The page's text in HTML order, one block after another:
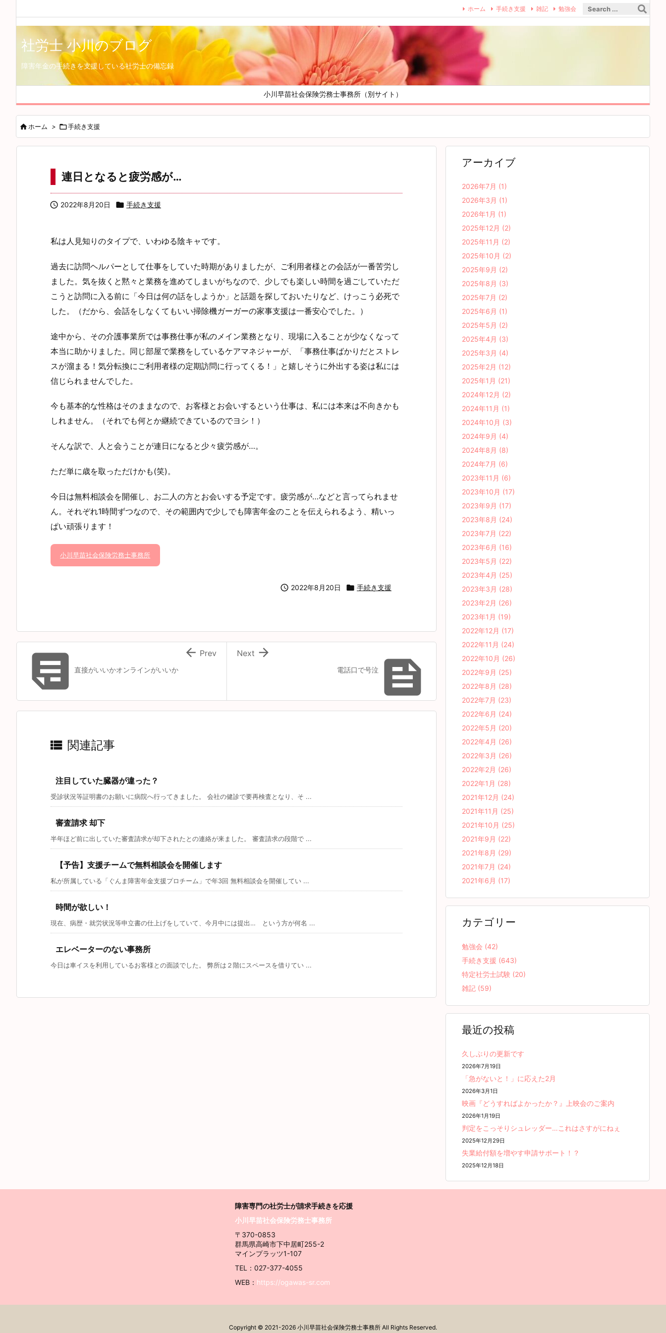
社労士 小川のブログ
障害年金の手続きを支援している社労士の備忘録
小川早苗社会保険労務士事務所（別サイト）
ホーム 手続き支援 雑記 勉強会
ホーム > 手続き支援
連日となると疲労感が…
 2022年8月20日  手続き支援
私は人見知りのタイプで、いわゆる陰キャです。
過去に訪問ヘルパーとして仕事をしていた時期がありましたが、ご利用者様との会話が一番苦労し
ました。気を抜くと黙々と業務を進めてしまいがちなので、少しでも楽しい時間を過ごしていただ
こうと訪問に入る前に「今日は何の話をしようか」と話題を探しておいたりなど、けっこう必死で
した。（だから、会話をしなくてもいい掃除機ガーガーの家事支援は一番安心でした。）
途中から、その介護事業所では事務仕事が私のメイン業務となり、現場に入ることが少なくなって
本当に助かりました。同じ部屋で業務をしているケアマネジャーが、「事務仕事ばかりだとストレ
スが溜まる！気分転換にご利用者様の定期訪問に行ってくる！」と嬉しそうに外出する姿は私には
信じられませんでした。
今も基本的な性格はそのままなので、お客様とお会いするという仕事は、私には本来は不向きかも
しれません。（それでも何とか継続できているのでヨシ！）
そんな訳で、人と会うことが連日になると少々疲労感が…。
ただ単に歳を取っただけかも(笑)。
今日は無料相談会を開催し、お二人の方とお会いする予定です。疲労感が…などと言ってられませ
ん。それぞれ1時間ずつなので、その範囲内で少しでも障害年金のことを伝えられるよう、精いっ
ぱい頑張ります！
小川早苗社会保険労務士事務所
 2022年8月20日  手続き支援

電話口で号泣

Next
直接がいいかオンラインがいいか
 Prev
 関連記事
注目していた臓器が違った？
受診状況等証明書のお願いに病院へ行ってきました。 会社の健診で要再検査となり、そ ...
審査請求 却下
半年ほど前に出していた審査請求が却下されたとの連絡が来ました。 審査請求の段階で ...
【予告】支援チームで無料相談会を開催します
私が所属している「ぐんま障害年金支援プロチーム」で年3回 無料相談会を開催してい ...
時間が欲しい！
現在、病歴・就労状況等申立書の仕上げをしていて、今月中には提出… という方が何名 ...
エレベーターのない事務所
今日は車イスを利用しているお客様との面談でした。 弊所は２階にスペースを借りてい ...
アーカイブ
2026年7月 (1)
2026年3月 (1)
2026年1月 (1)
2025年12月 (2)
2025年11月 (2)
2025年10月 (2)
2025年9月 (2)
2025年8月 (3)
2025年7月 (2)
2025年6月 (1)
2025年5月 (2)
2025年4月 (3)
2025年3月 (4)
2025年2月 (12)
2025年1月 (21)
2024年12月 (2)
2024年11月 (1)
2024年10月 (3)
2024年9月 (4)
2024年8月 (8)
2024年7月 (6)
2023年11月 (6)
2023年10月 (17)
2023年9月 (17)
2023年8月 (24)
2023年7月 (22)
2023年6月 (16)
2023年5月 (22)
2023年4月 (25)
2023年3月 (28)
2023年2月 (26)
2023年1月 (19)
2022年12月 (17)
2022年11月 (24)
2022年10月 (26)
2022年9月 (25)
2022年8月 (28)
2022年7月 (23)
2022年6月 (24)
2022年5月 (20)
2022年4月 (26)
2022年3月 (26)
2022年2月 (26)
2022年1月 (28)
2021年12月 (24)
2021年11月 (25)
2021年10月 (25)
2021年9月 (22)
2021年8月 (29)
2021年7月 (24)
2021年6月 (17)
カテゴリー
勉強会 (42)
手続き支援 (643)
特定社労士試験 (20)
雑記 (59)
最近の投稿
久しぶりの更新です
2026年7月19日
「急がないと！」に応えた2月
2026年3月1日
映画『どうすればよかったか？』上映会のご案内
2026年1月19日
判定をこっそりシュレッダー…これはさすがにねぇ
2025年12月29日
失業給付額を増やす申請サポート！？
2025年12月18日
障害専門の社労士が請求手続きを応援
小川早苗社会保険労務士事務所
〒370-0853
群馬県高崎市下中居町255-2
マインプラッツ1-107
TEL：027-377-4055
WEB： https://ogawas-sr.com
Copyright © 2021-2026 小川早苗社会保険労務士事務所 All Rights Reserved.